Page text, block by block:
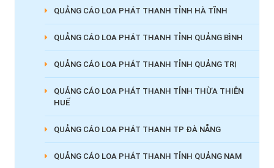
QUẢNG CÁO LOA PHÁT THANH TỈNH HÀ TĨNH
QUẢNG CÁO LOA PHÁT THANH TỈNH QUẢNG BÌNH
QUẢNG CÁO LOA PHÁT THANH TỈNH QUẢNG TRỊ
QUẢNG CÁO LOA PHÁT THANH TỈNH THỪA THIÊN
HUẾ
QUẢNG CÁO LOA PHÁT THANH TP ĐÀ NẴNG
QUẢNG CÁO LOA PHÁT THANH TỈNH QUẢNG NAM